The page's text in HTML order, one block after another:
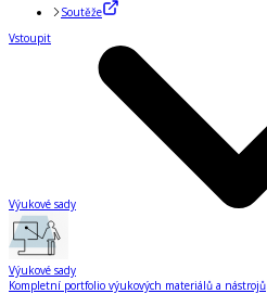
Soutěže
Vstoupit
Výukové sady
Výukové sady
Kompletní portfolio výukových materiálů a nástrojů